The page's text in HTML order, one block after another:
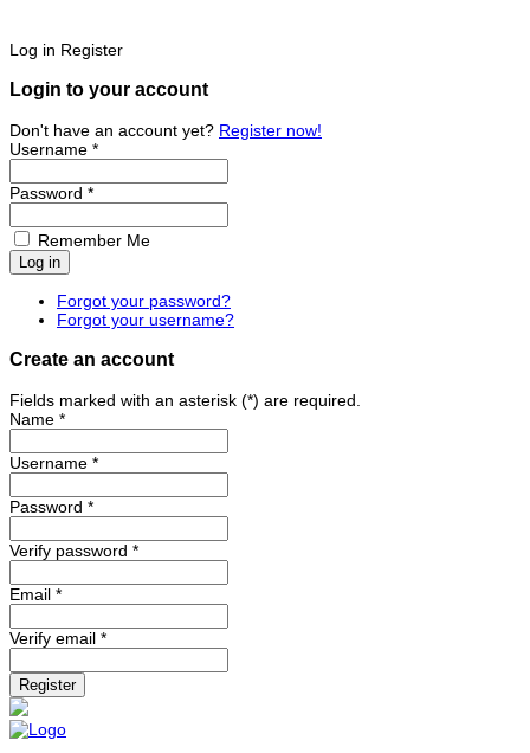
Log in Register
Login to your account
Don't have an account yet? Register now!
Username *
Password *
Remember Me
Forgot your password?
Forgot your username?
Create an account
Fields marked with an asterisk (*) are required.
Name *
Username *
Password *
Verify password *
Email *
Verify email *
Register